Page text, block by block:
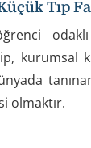
Tıp
kurumsal
olmaktır.